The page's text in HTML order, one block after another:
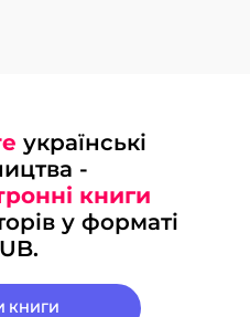
українські
-
книги
у форматі
КНИГИ